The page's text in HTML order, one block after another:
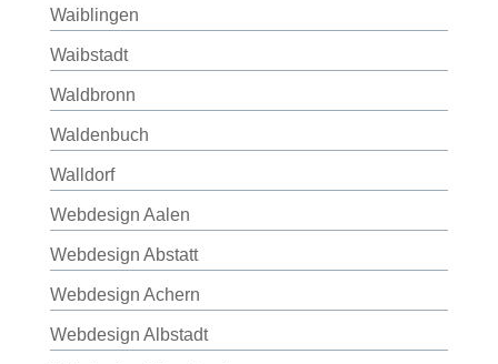
Waiblingen
Waibstadt
Waldbronn
Waldenbuch
Walldorf
Webdesign Aalen
Webdesign Abstatt
Webdesign Achern
Webdesign Albstadt